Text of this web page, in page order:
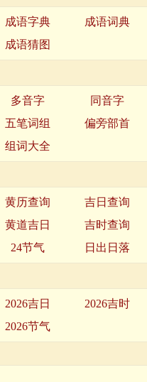
成语字典
成语词典
成语猜图
多音字
同音字
五笔词组
偏旁部首
组词大全
黄历查询
吉日查询
黄道吉日
吉时查询
24节气 日出日落
2026吉日
2026吉时
2026节气